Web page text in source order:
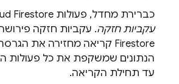
כברירת מחדל, פעולות Firestore
עקביות חזקה. עקביות חזקה
Firestore קריאה מחזירה את
הנתונים שמשקפת את כל פעולות
עד תחילת הקריאה.